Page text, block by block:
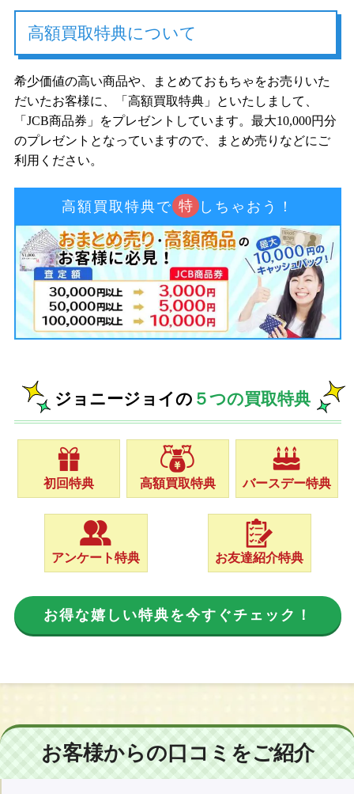
高額買取特典について
希少価値の高い商品や、まとめておもちゃをお売りいた
だいたお客様に、「高額買取特典」といたしまして、
「JCB商品券」をプレゼントしています。最大10,000円分
のプレゼントとなっていますので、まとめ売りなどにご
利用ください。
高額買取特典で 特 しちゃおう！
ジョニージョイの ５つの買取特典
初回特典 高額買取特典 バースデー特典
アンケート特典 お友達紹介特典
お得な嬉しい特典を今すぐチェック！
お客様からの口コミをご紹介